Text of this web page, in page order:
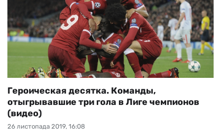
26 листопада 2019, 16:08
Героическая десятка. Команды,
отыгрывавшие три гола в Лиге чемпионов
(видео)